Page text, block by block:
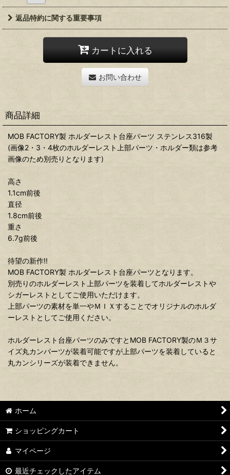
返品特約に関する重要事項
カートに入れる
お問い合わせ
商品詳細
MOB FACTORY製 ホルダーレスト台座パーツ ステンレス316製
(画像2・3・4枚のホルダーレスト上部パーツ・ホルダー類は参考
画像のため別売りとなります)
高さ
1.1cm前後
直径
1.8cm前後
重さ
6.7g前後
待望の新作!!
MOB FACTORY製 ホルダーレスト台座パーツとなります。
別売りのホルダーレスト上部パーツを装着してホルダーレストや
シガーレストとしてご使用いただけます。
上部パーツの素材を単一やＭＩＸすることでオリジナルのホルダ
ーレストとしてご使用ください。
ホルダーレスト台座パーツのみですとMOB FACTORY製のＭ３サ
イズ丸カンパーツが装着可能ですが上部パーツを装着していると
丸カンシリーズが装着できません。
ホーム
ショッピングカート
マイページ
最近チェックしたアイテム